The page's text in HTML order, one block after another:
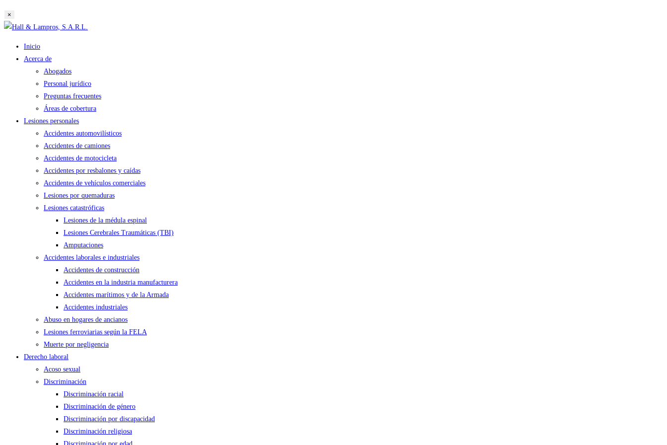
la
web
×
Saltar
contenido
Inicio
Acerca de
Abogados
Personal jurídico
Preguntas frecuentes
Áreas de cobertura
Lesiones personales
Accidentes automovilísticos
Accidentes de camiones
Accidentes de motocicleta
Accidentes por resbalones y caídas
Accidentes de vehículos comerciales
Lesiones por quemaduras
Lesiones catastróficas
Lesiones de la médula espinal
Lesiones Cerebrales Traumáticas (TBI)
Amputaciones
Accidentes laborales e industriales
Accidentes de construcción
Accidentes en la industria manufacturera
Accidentes marítimos y de la Armada
Accidentes industriales
Abuso en hogares de ancianos
Lesiones ferroviarias según la FELA
Muerte por negligencia
Derecho laboral
Acoso sexual
Discriminación
Discriminación racial
Discriminación de género
Discriminación por discapacidad
Discriminación religiosa